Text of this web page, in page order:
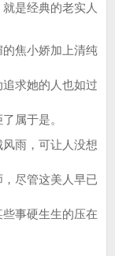
是经典的老实人
焦小娇加上清纯
求她的人也如过
属于是。
雨，可让人没想
尽管这美人早已
事硬生生的压在